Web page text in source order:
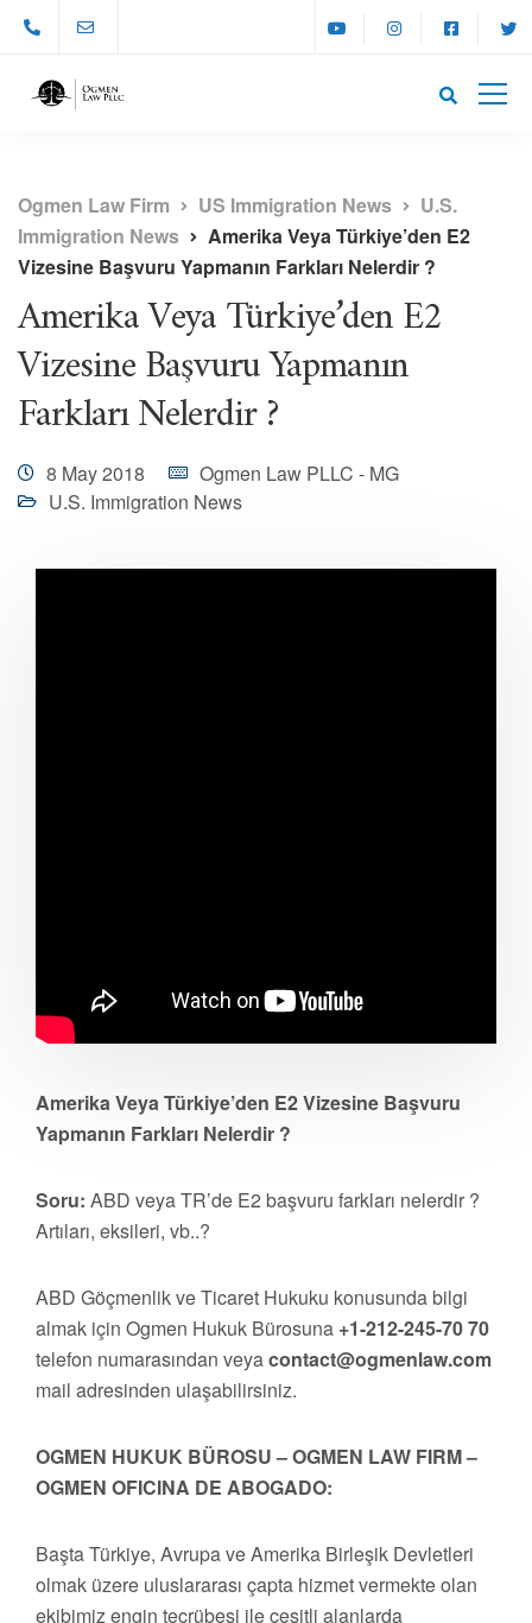
Ogmen Law Firm US Immigration News
U.S.
Immigration News
Amerika Veya Türkiye’den E2
Vizesine Başvuru Yapmanın Farkları Nelerdir ?
Amerika Veya Türkiye’den E2
Vizesine Başvuru Yapmanın
Farkları Nelerdir ?
8 May 2018
Ogmen Law PLLC - MG
U.S. Immigration News
Amerika Veya Türkiye’den E2 Vizesine Başvuru
Yapmanın Farkları Nelerdir ?
Soru: ABD veya TR’de E2 başvuru farkları nelerdir ?
Artıları, eksileri, vb..?
ABD Göçmenlik ve Ticaret Hukuku konusunda bilgi
almak için Ogmen Hukuk Bürosuna +1-212-245-70 70
telefon numarasından veyacontact@ogmenlaw.com
mail adresinden ulaşabilirsiniz.
OGMEN HUKUK BÜROSU – OGMEN LAW FIRM –
OGMEN OFICINA DE ABOGADO:
Başta Türkiye, Avrupa ve Amerika Birleşik Devletleri
olmak üzere uluslararası çapta hizmet vermekte olan
ekibimiz engin tecrübesi ile çeşitli alanlarda